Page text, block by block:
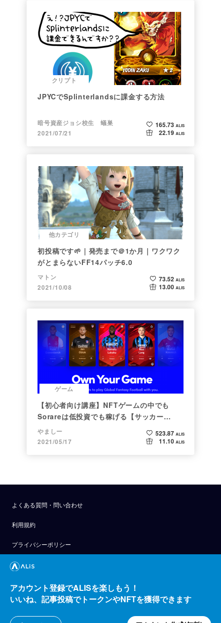
クリプト
JPYCでSplinterlandsに課金する方法
暗号資産ジョシ校生 蟻巣
2021/07/21
165.73 ALIS
22.19 ALIS
他カテゴリ
初投稿です🌱｜発売まで＠1か月｜ワクワク
がとまらないFF14パッチ6.0
マトン
2021/10/08
73.52 ALIS
13.00 ALIS
ゲーム
【初心者向け講座】NFTゲームの中でも
Sorareは低投資でも稼げる【サッカー
×NFT×BCG】
やましー
2021/05/17
523.87 ALIS
11.10 ALIS
よくある質問・問い合わせ
利用規約
プライバシーポリシー
公式アナウンス
技術ブログ
API
アカウント登録でALISを楽しもう！
いいね、記事投稿でトークンやNFTを獲得できます